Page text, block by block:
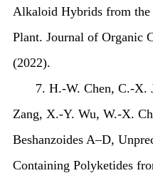
Alkaloid Hybrids from the
Plant. Journal of Organic
(2022).
7. H.-W. Chen, C.-X.
Zang, X.-Y. Wu, W.-X.
Beshanzoides A–D,
Containing Polyketides